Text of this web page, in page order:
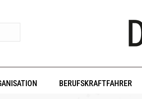
BERUFSKRAFTFAHRER